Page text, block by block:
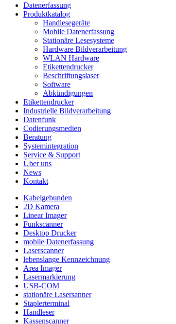
Datenerfassung
Produktkatalog
Handlesegeräte
Mobile Datenerfassung
Stationäre Lesesysteme
Hardware Bildverarbeitung
WLAN Hardware
Etikettendrucker
Beschriftungslaser
Software
Abkündigungen
Etikettendrucker
Industrielle Bildverarbeitung
Datenfunk
Codierungs­medien
Beratung
System­integration
Service & Support
Über uns
News
Kontakt
Kabelgebunden
2D Kamera
Linear Imager
Funkscanner
Desktop Drucker
mobile Datenerfassung
Laserscanner
lebenslange Kennzeichnung
Area Imager
Lasermarkierung
USB-COM
stationäre Lasersanner
Staplerterminal
Handleser
Kassenscanner